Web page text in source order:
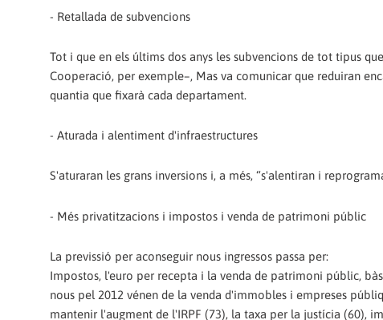
- Retallada de subvencions
Tot i que en els últims dos anys les subvencions de tot tipus
Cooperació, per exemple–, Mas va comunicar que reduiran
quantia que fixarà cada departament.
- Aturada i alentiment d'infraestructures
S'aturaran les grans inversions i, a més, “s'alentiran i
- Més privatitzacions i impostos i venda de patrimoni públic
La previssió per aconseguir nous ingressos passa per:
Impostos, l'euro per recepta i la venda de patrimoni públic,
nous pel 2012 vénen de la venda d'immobles i empreses
mantenir l'augment de l'IRPF (73), la taxa per la justícia (60),